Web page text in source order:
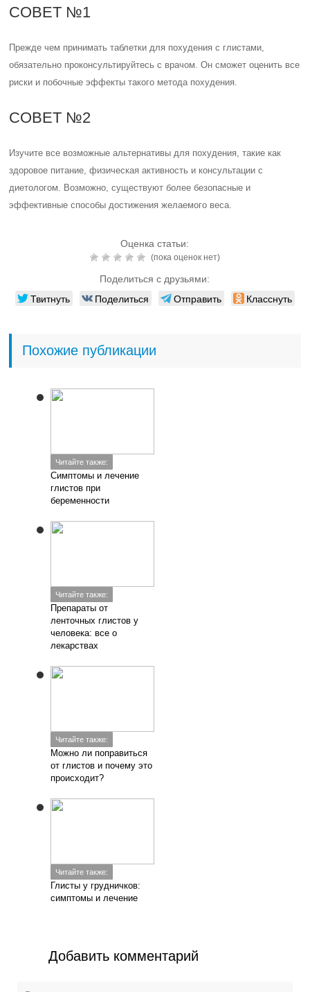
СОВЕТ №1
Прежде чем принимать таблетки для похудения с глистами,
обязательно проконсультируйтесь с врачом. Он сможет оценить все
риски и побочные эффекты такого метода похудения.
СОВЕТ №2
Изучите все возможные альтернативы для похудения, такие как
здоровое питание, физическая активность и консультации с
диетологом. Возможно, существуют более безопасные и
эффективные способы достижения желаемого веса.
Оценка статьи:
(пока оценок нет)
Поделиться с друзьями:
Твитнуть Поделиться Отправить Класснуть
Похожие публикации
Читайте также:
Симптомы и лечение
глистов при
беременности
Читайте также:
Препараты от
ленточных глистов у
человека: все о
лекарствах
Читайте также:
Можно ли поправиться
от глистов и почему это
происходит?
Читайте также:
Глисты у грудничков:
симптомы и лечение
Добавить комментарий